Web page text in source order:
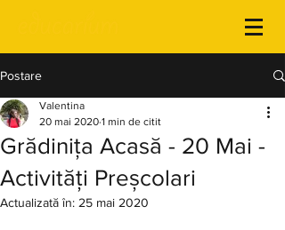
Postare
Grădinița Acasă - 20 Mai -
Activități Preșcolari
Valentina
20 mai 2020 1 min de citit
Actualizată în: 25 mai 2020